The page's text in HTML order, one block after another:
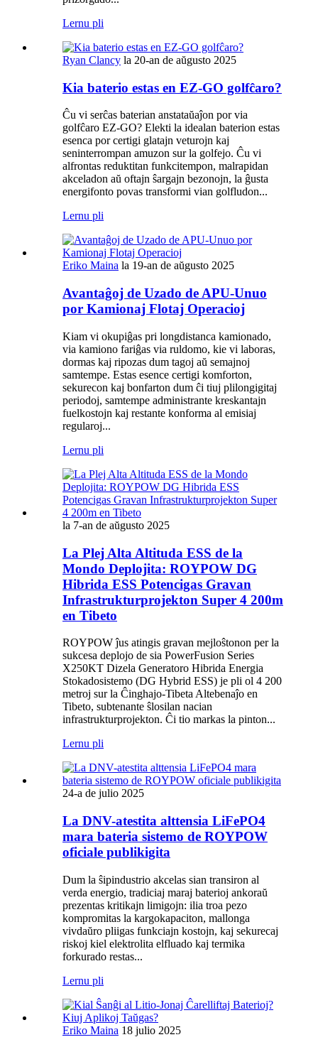
Lernu pli
Ryan Clancy la 20-an de aŭgusto 2025
Kia baterio estas en EZ-GO golfĉaro?
Ĉu vi serĉas baterian anstataŭaĵon por via
golfĉaro EZ-GO? Elekti la idealan baterion estas
esenca por certigi glatajn veturojn kaj
seninterrompan amuzon sur la golfejo. Ĉu vi
alfrontas reduktitan funkcitempon, malrapidan
akceladon aŭ oftajn ŝargajn bezonojn, la ĝusta
energifonto povas transformi vian golfludon...
Lernu pli
Eriko Maina la 19-an de aŭgusto 2025
Avantaĝoj de Uzado de APU-Unuo
por Kamionaj Flotaj Operacioj
Kiam vi okupiĝas pri longdistanca kamionado,
via kamiono fariĝas via ruldomo, kie vi laboras,
dormas kaj ripozas dum tagoj aŭ semajnoj
samtempe. Estas esence certigi komforton,
sekurecon kaj bonfarton dum ĉi tiuj plilongigitaj
periodoj, samtempe administrante kreskantajn
fuelkostojn kaj restante konforma al emisiaj
regularoj...
Lernu pli
la 7-an de aŭgusto 2025
La Plej Alta Altituda ESS de la
Mondo Deplojita: ROYPOW DG
Hibrida ESS Potencigas Gravan
Infrastrukturprojekton Super 4 200m
en Tibeto
ROYPOW ĵus atingis gravan mejloŝtonon per la
sukcesa deplojo de sia PowerFusion Series
X250KT Dizela Generatoro Hibrida Energia
Stokadosistemo (DG Hybrid ESS) je pli ol 4 200
metroj sur la Ĉinghajo-Tibeta Altebenaĵo en
Tibeto, subtenante ŝlosilan nacian
infrastrukturprojekton. Ĉi tio markas la pinton...
Lernu pli
24-a de julio 2025
La DNV-atestita alttensia LiFePO4
mara bateria sistemo de ROYPOW
oficiale publikigita
Dum la ŝipindustrio akcelas sian transiron al
verda energio, tradiciaj maraj baterioj ankoraŭ
prezentas kritikajn limigojn: ilia troa pezo
kompromitas la kargokapaciton, mallonga
vivdaŭro pliigas funkciajn kostojn, kaj sekurecaj
riskoj kiel elektrolita elfluado kaj termika
forkurado restas...
Lernu pli
Eriko Maina 18 julio 2025